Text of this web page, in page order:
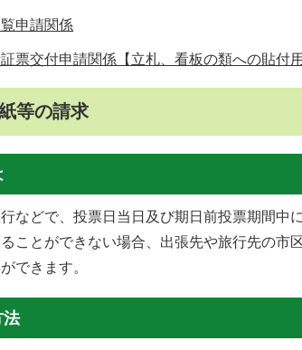
申請関係
票交付申請関係【立札、看板の類への貼付用
等の請求
などで、投票日当日及び期日前投票期間中
ことができない場合、出張先や旅行先の市
できます。
法